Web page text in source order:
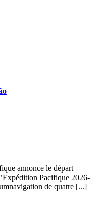
annonce le départ
Pacifique 2026-
de quatre [...]